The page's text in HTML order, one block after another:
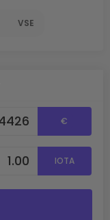
VSE
€
IOTA